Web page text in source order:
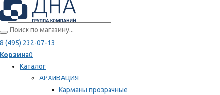
8 (495) 232-07-13
Корзина0
Каталог
АРХИВАЦИЯ
Карманы прозрачные